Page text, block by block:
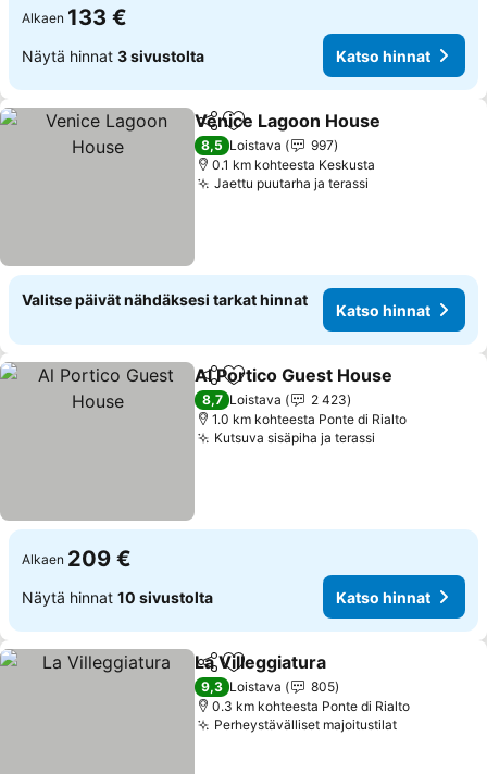
Alkaen 133 €
Näytä hinnat 3 sivustolta Katso hinnat
Jaa Lisää suosikkeihin
Venice Lagoon House
8,5 Loistava
997
0.1 km kohteesta Keskusta
Jaettu puutarha ja terassi
Valitse päivät nähdäksesi tarkat hinnat
Katso hinnat
Jaa Lisää suosikkeihin
Al Portico Guest House
8,7 Loistava
2 423
1.0 km kohteesta Ponte di Rialto
Kutsuva sisäpiha ja terassi
Alkaen 209 €
Näytä hinnat 10 sivustolta Katso hinnat
Jaa Lisää suosikkeihin
La Villeggiatura
9,3 Loistava
805
0.3 km kohteesta Ponte di Rialto
Perheystävälliset majoitustilat